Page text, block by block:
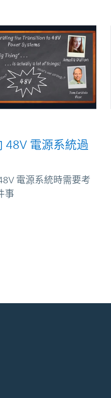
48V 電源系統過
電源系統時需要考
事